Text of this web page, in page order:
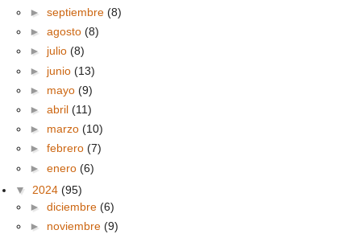
► septiembre (8)
► agosto (8)
► julio (8)
► junio (13)
► mayo (9)
► abril (11)
► marzo (10)
► febrero (7)
► enero (6)
▼ 2024 (95)
► diciembre (6)
► noviembre (9)